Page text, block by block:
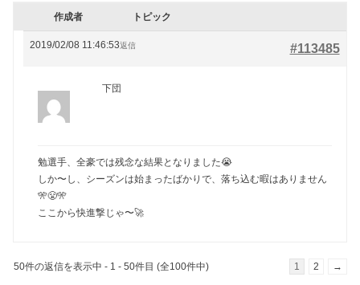
作成者 トピック
2019/02/08 11:46:53 #113485
返信
下団
勉選手、全豪では残念な結果となりました😭
しか〜し、シーズンは始まったばかりで、落ち込む暇はありません
🎌😤🎌
ここから快進撃じゃ〜🚀
50件の返信を表示中 - 1 - 50件目 (全100件中) 1 2 →